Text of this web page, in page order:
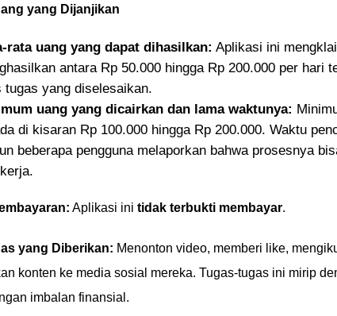
yang Dijanjikan
rata uang yang dapat dihasilkan: Aplikasi ini
antara Rp 50.000 hingga Rp 200.000 per hari
tugas yang diselesaikan.
uang yang dicairkan dan lama waktunya:
di kisaran Rp 100.000 hingga Rp 200.000. Waktu
beberapa pengguna melaporkan bahwa prosesnya
Aplikasi ini tidak terbukti membayar.
yang Diberikan: Menonton video, memberi like,
konten ke media sosial mereka. Tugas-tugas ini mirip
imbalan finansial.